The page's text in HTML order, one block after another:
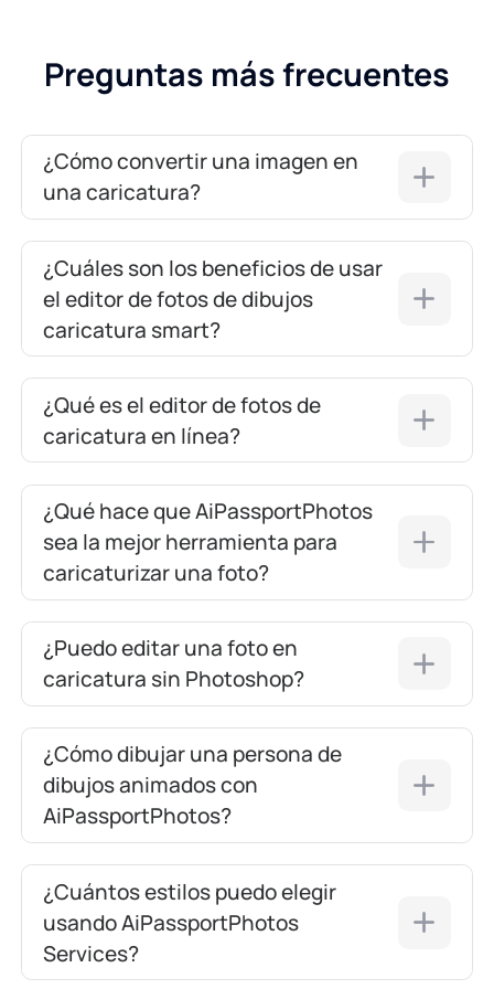
Preguntas más frecuentes
¿Cómo convertir una imagen en
una caricatura?
¿Cuáles son los beneficios de usar
el editor de fotos de dibujos
caricatura smart?
¿Qué es el editor de fotos de
caricatura en línea?
¿Qué hace que AiPassportPhotos
sea la mejor herramienta para
caricaturizar una foto?
¿Puedo editar una foto en
caricatura sin Photoshop?
¿Cómo dibujar una persona de
dibujos animados con
AiPassportPhotos?
¿Cuántos estilos puedo elegir
usando AiPassportPhotos
Services?